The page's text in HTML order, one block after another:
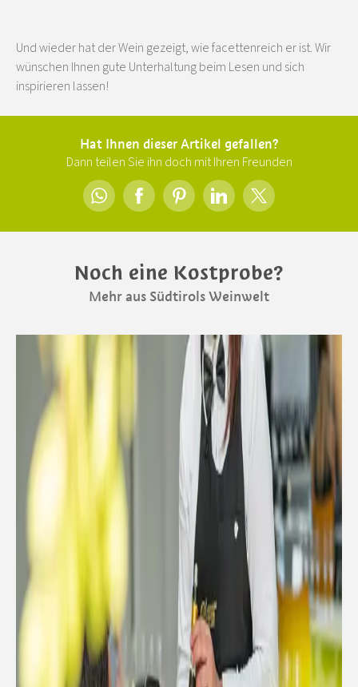
Und wieder hat der Wein gezeigt, wie facettenreich er ist. Wir
wünschen Ihnen gute Unterhaltung beim Lesen und sich
inspirieren lassen!
Hat Ihnen dieser Artikel gefallen?
Dann teilen Sie ihn doch mit Ihren Freunden
Noch eine Kostprobe?
Mehr aus Südtirols Weinwelt